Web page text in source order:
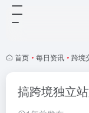
首页 • 每日资讯 • 跨境
搞跨境独立